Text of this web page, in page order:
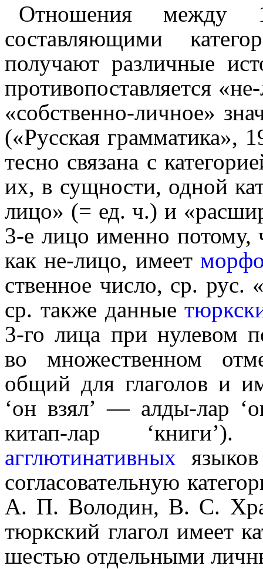
Отношения
составляющими
получают различные
противопоставляется
«собственно-личное»
(«Русская грамматика»,
тесно связана с
их, в сущности, одной
лицо» (= ед. ч.) и
3‑е лицо именно потому,
как не-лицо, имеет
ствен­ное число, ср.
ср. также данные
3‑го лица при нулевом
во множе­ствен­ном
общий для глаголов и
‘он взял’ — алды-лар
китап-лар ‘книги’).
агглютинативных
согласовательную
А. П. Володин, В. С.
тюркский глагол имеет
шестью отдельными